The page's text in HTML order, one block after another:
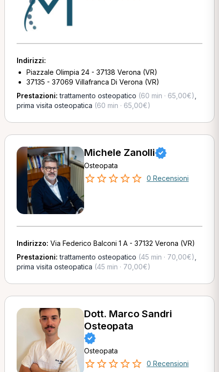
Indirizzi:
Piazzale Olimpia 24 - 37138 Verona (VR)
37135 - 37069 Villafranca Di Verona (VR)
Prestazioni:trattamento osteopatico (60 min · 65,00€)
prima visita osteopatica (60 min · 65,00€)
Michele Zanolli
Osteopata
0 Recensioni
Indirizzo: Via Federico Balconi 1 A - 37132 Verona (VR)
Prestazioni:trattamento osteopatico (45 min · 70,00€)
prima visita osteopatica (45 min · 70,00€)
Dott. Marco Sandri
Osteopata
Osteopata
0 Recensioni